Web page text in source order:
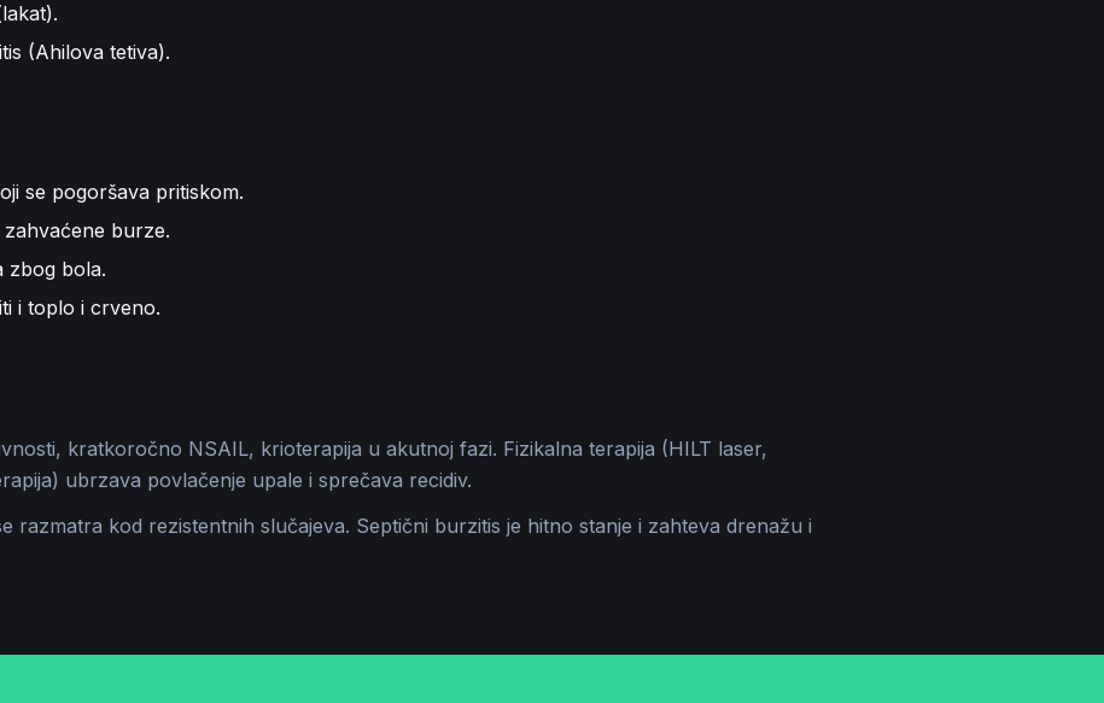
(Ahilova tetiva).
se pogoršava pritiskom.
burze.
zbog bola.
i toplo i crveno.
kratkoročno NSAIL, krioterapija u akutnoj fazi. Fizikalna terapija (HILT laser,
ubrzava povlačenje upale i sprečava recidiv.
razmatra kod rezistentnih slučajeva. Septični burzitis je hitno stanje i zahteva drenažu i